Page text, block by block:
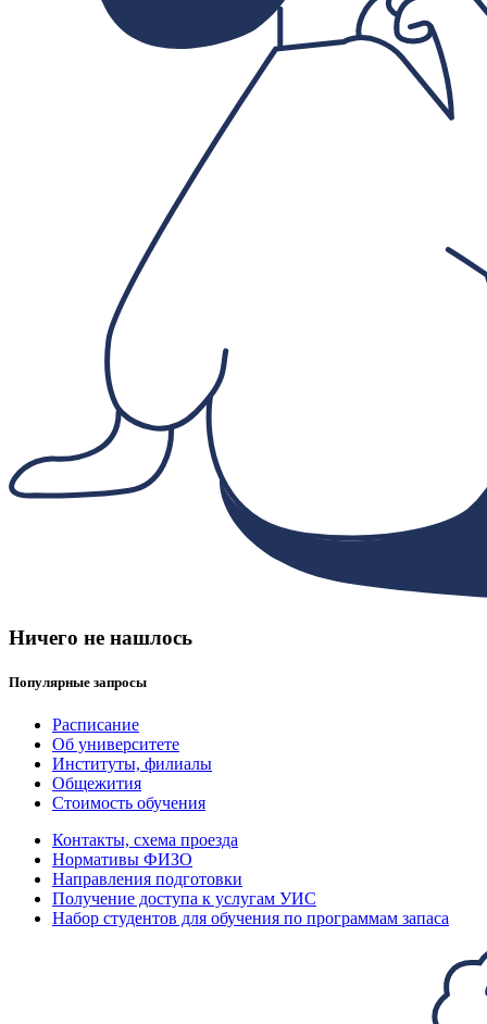
Ничего не нашлось
Популярные запросы
Расписание
Об университете
Институты, филиалы
Общежития
Стоимость обучения
Контакты, схема проезда
Нормативы ФИЗО
Направления подготовки
Получение доступа к услугам УИС
Набор студентов для обучения по программам запаса